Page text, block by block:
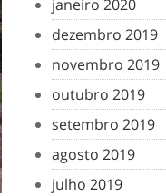
janeiro 2020
dezembro 2019
novembro 2019
outubro 2019
setembro 2019
agosto 2019
julho 2019